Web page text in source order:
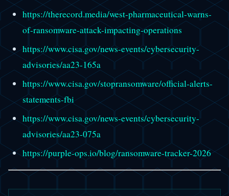
https://therecord.media/west-pharmaceutical-warns-
of-ransomware-attack-impacting-operations
https://www.cisa.gov/news-events/cybersecurity-
advisories/aa23-165a
https://www.cisa.gov/stopransomware/official-alerts-
statements-fbi
https://www.cisa.gov/news-events/cybersecurity-
advisories/aa23-075a
https://purple-ops.io/blog/ransomware-tracker-2026